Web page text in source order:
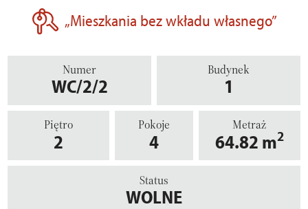
„Mieszkania bez wkładu własnego”
Numer
WC/2/2
Budynek
1
Piętro
2
Pokoje
4
Metraż
64.82 m2
Status
WOLNE